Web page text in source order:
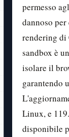
permesso
dannoso
rendering di
sandbox è
isolare il
garantendo
Linux, e
disponibile